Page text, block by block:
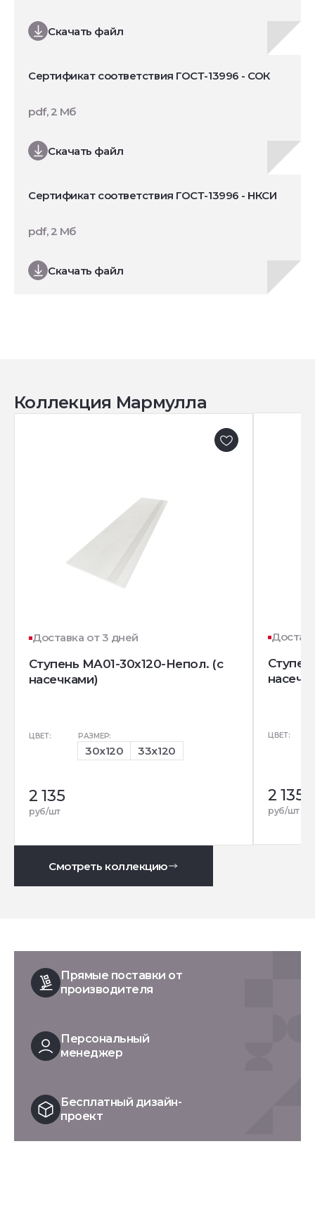
Скачать файл
Сертификат соответствия ГОСТ-13996 - СОК
Скачать файл
pdf, 2 Мб
Сертификат соответствия ГОСТ-13996 - НКСИ
Скачать файл
pdf, 2 Мб
Коллекция Мармулла
Доставка от 3 дней
Ступень MA01-30x120-Непол. (с
насечками)
ЦВЕТ: РАЗМЕР:
30x120 33x120
2 135
руб/шт
ЦВЕТ:
2 135
руб/шт
Смотреть коллекцию
Прямые поставки от
производителя
Персональный
менеджер
Бесплатный дизайн-
проект